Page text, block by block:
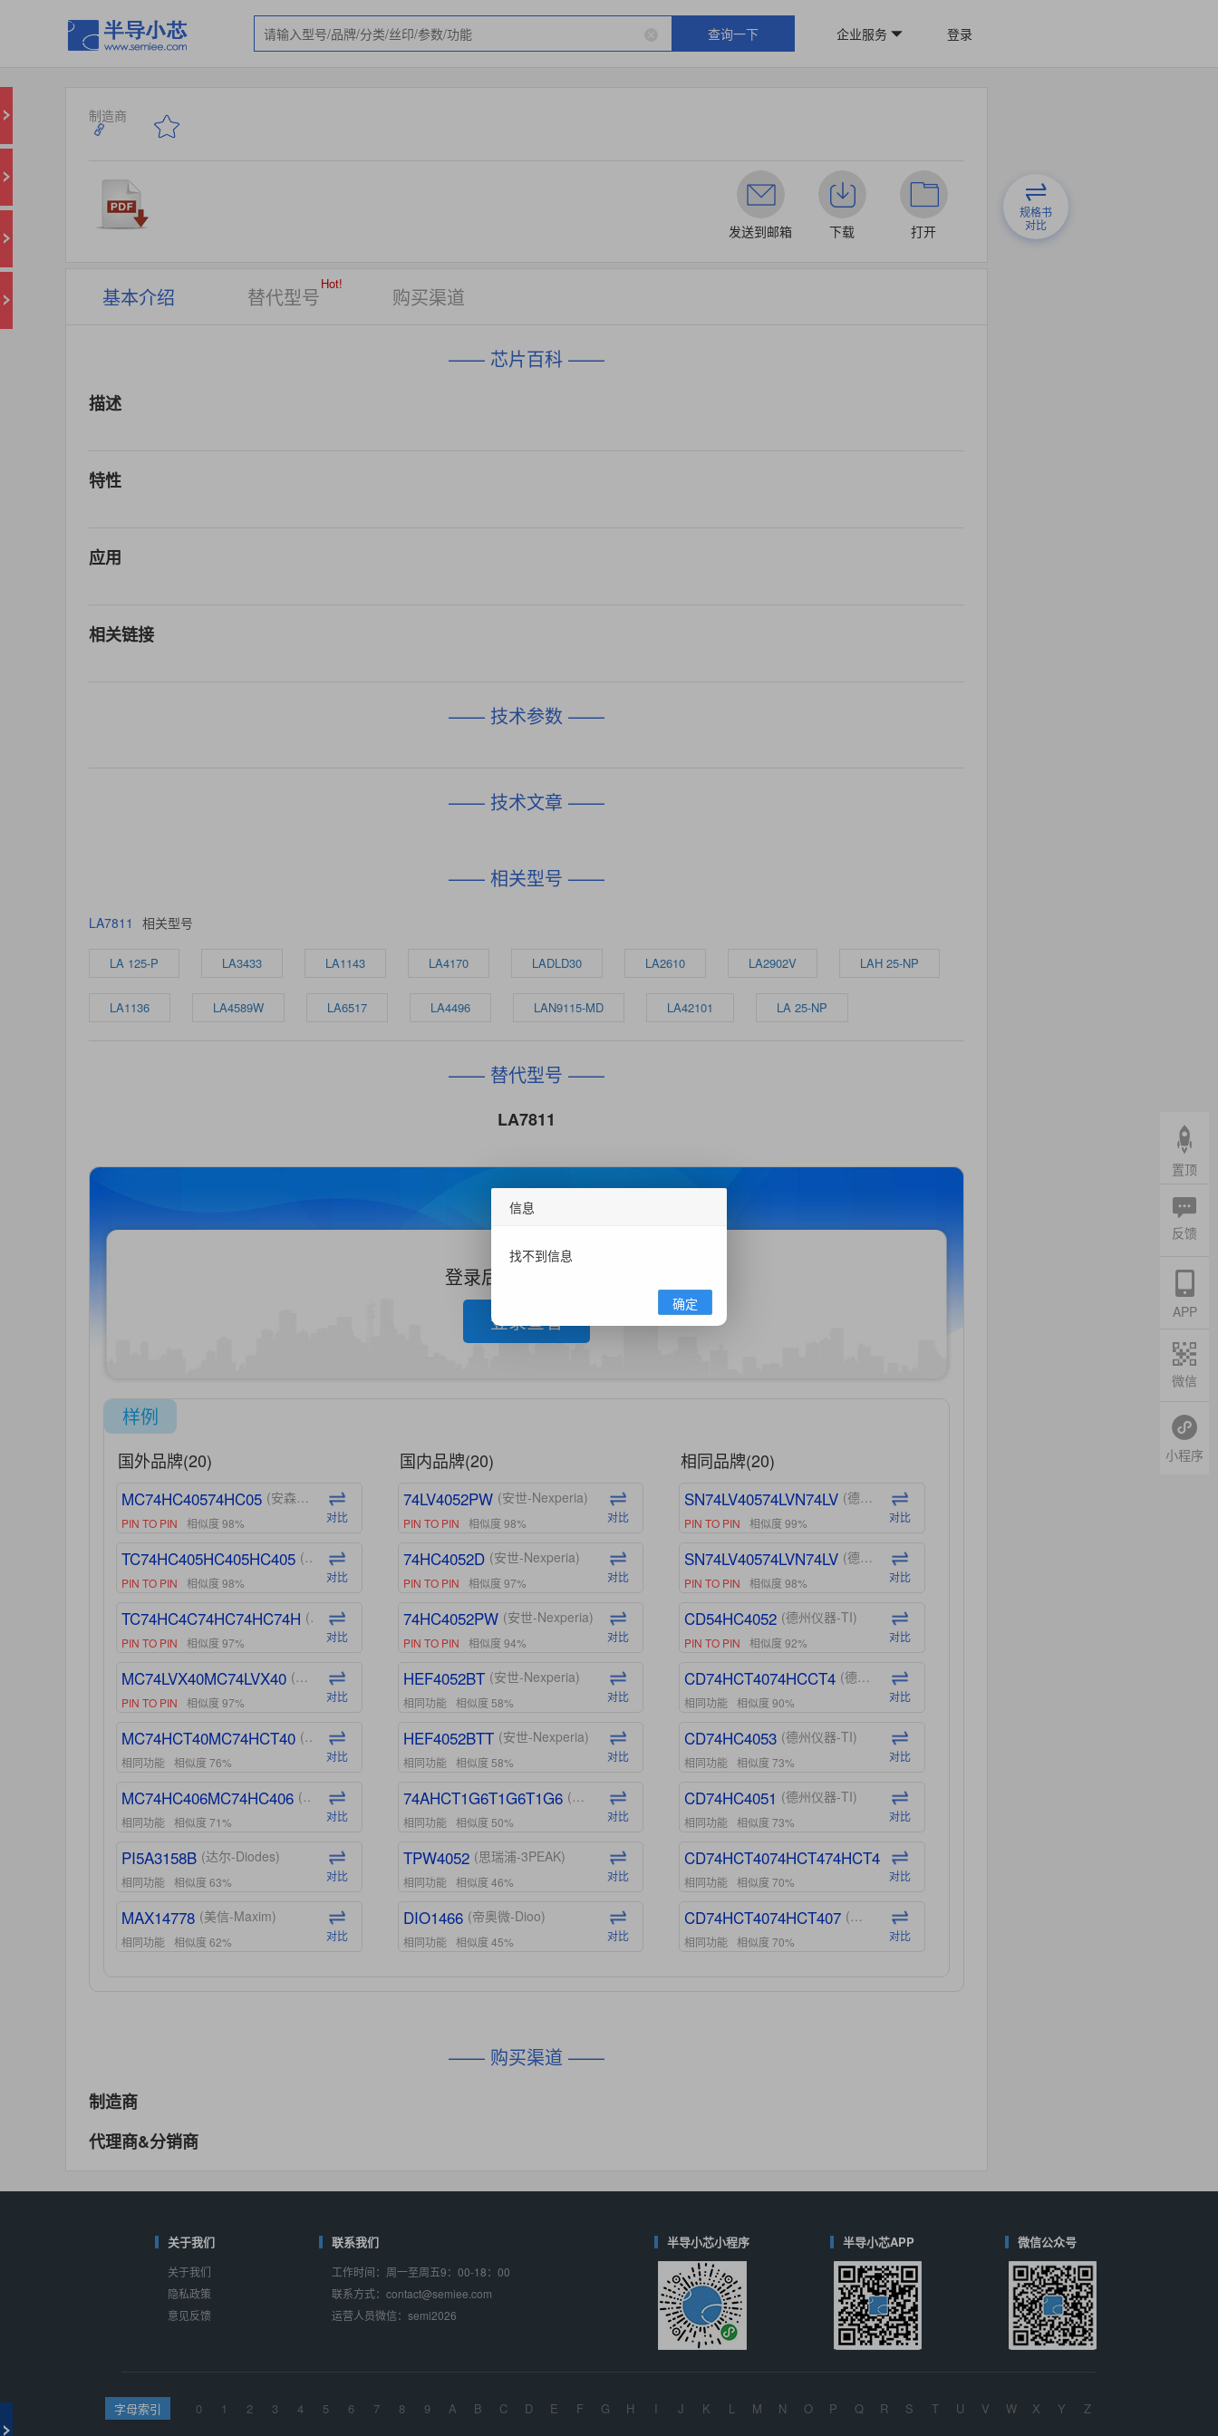
查询一下 企业服务 登录
制造商
发送到邮箱 下载 打开
规格书
对比
基本介绍 替代型号
Hot!
购买渠道
—— 芯片百科 ——
描述
特性
应用
相关链接
—— 技术参数 ——
—— 技术文章 ——
—— 相关型号 ——
LA7811 相关型号
LA 125-P LA3433 LA1143 LA4170 LADLD30 LA2610 LA2902V LAH 25-NP
LA1136 LA4589W LA6517 LA4496 LAN9115-MD LA42101 LA 25-NP
—— 替代型号 ——
LA7811
登录后查看更多信息
登录查看
样例
国外品牌(20)
MC74HC40574HC05 (安森美-ON)
PIN TO PIN 相似度 98% 对比
TC74HC405HC405HC405 (东芝-Toshiba)
PIN TO PIN 相似度 98% 对比
TC74HC4C74HC74HC74H (东芝-Toshiba)
PIN TO PIN 相似度 97% 对比
MC74LVX40MC74LVX40 (安森美-ON)
PIN TO PIN 相似度 97% 对比
MC74HCT40MC74HCT40 (安森美-ON)
相同功能 相似度 76% 对比
MC74HC406MC74HC406 (安森美-ON)
相同功能 相似度 71% 对比
PI5A3158B (达尔-Diodes)
相同功能 相似度 63% 对比
MAX14778 (美信-Maxim)
相同功能 相似度 62% 对比
MAX14760
M74HC4852
相同功能 相似度 50% 对比
TC4052BFT (东芝-Toshiba)
相似度 50% 对比
ADG784
相同功能 对比
国内品牌(20)
74LV4052PW (安世-Nexperia)
PIN TO PIN 相似度 98% 对比
74HC4052D (安世-Nexperia)
PIN TO PIN 相似度 97% 对比
74HC4052PW (安世-Nexperia)
PIN TO PIN 相似度 94% 对比
HEF4052BT (安世-Nexperia)
相同功能 相似度 58% 对比
HEF4052BTT (安世-Nexperia)
相同功能 相似度 58% 对比
74AHCT1G6T1G6T1G6 (安世-Nexperia)
相同功能 相似度 50% 对比
TPW4052 (思瑞浦-3PEAK)
相同功能 相似度 46% 对比
DIO1466 (帝奥微-Dioo)
相同功能 相似度 45% 对比
相似度 44%
CD4052 (思扬微-Siyom)
相同功能 相似度 35%
对比
相同品牌(20)
SN74LV40574LVN74LV (德州仪器-TI)
PIN TO PIN 相似度 99% 对比
SN74LV40574LVN74LV (德州仪器-TI)
PIN TO PIN 相似度 98% 对比
CD54HC4052 (德州仪器-TI)
PIN TO PIN 相似度 92% 对比
CD74HCT4074HCCT4 (德州仪器-TI)
相同功能 相似度 90% 对比
CD74HC4053 (德州仪器-TI)
相同功能 相似度 73% 对比
CD74HC4051 (德州仪器-TI)
相同功能 相似度 73% 对比
CD74HCT4074HCT474HCT4 (德州仪器-TI)
相同功能 相似度 70% 对比
CD74HCT4074HCT407 (德州仪器-TI)
相同功能 相似度 70% 对比
—— 购买渠道 ——
制造商
代理商&分销商
关于我们
关于我们
隐私政策
意见反馈
联系我们
工作时间：周一至周五9：00-18：00
联系方式：contact@semiee.com
运营人员微信：semi2026
半导小芯小程序 半导小芯APP 微信公众号
字母索引 0 1 2 3 4 5 6 7 8 9 A B C D E F G H I J K L M N O P Q R S T U V W X Y Z
置顶
反馈
APP
微信
小程序
信息
找不到信息
确定